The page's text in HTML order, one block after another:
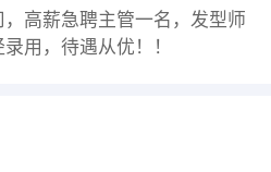
高薪急聘主管一名，发型师
用，待遇从优！！